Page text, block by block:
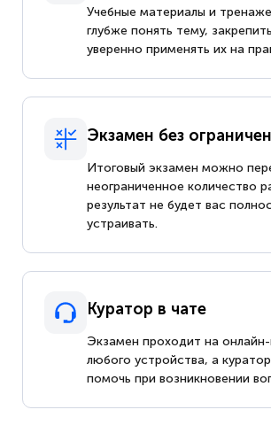
Учебные материалы и
глубже понять тему,
уверенно применять их на
Экзамен без
Итоговый экзамен можно
неограниченное количество
результат не будет вас
устраивать.
Куратор в чате
Экзамен проходит на
любого устройства, а куратор
помочь при возникновении